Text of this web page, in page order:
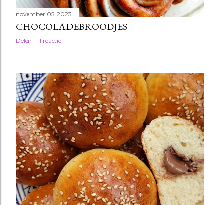
november 05, 2023
CHOCOLADEBROODJES
Delen 1 reactie